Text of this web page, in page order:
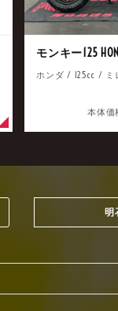
ホンダ / 125cc / ミ
本体価
明